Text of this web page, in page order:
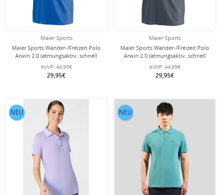
Maier Sports
Maier Sports Wander-/Freizeit Polo
Arwin 2.0 (atmungsaktiv, schnell
trocknend) blau Herren
eUVP: 44,95€
29,95€
Maier Sports
Maier Sports Wander-/Freizeit Polo
Arwin 2.0 (atmungsaktiv, schnell
trocknend) graphitegrau Herren
eUVP: 44,95€
29,95€
NEU NEU